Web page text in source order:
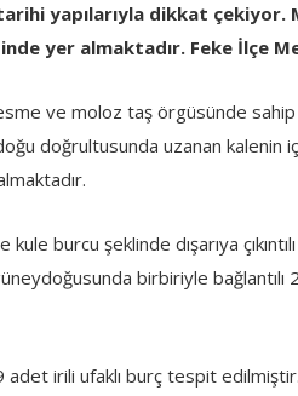
yapılarıyla dikkat çekiyor.
yer almaktadır. Feke İlçe
ve moloz taş örgüsünde sahip
doğrultusunda uzanan kalenin
kule burcu şeklinde dışarıya
birbiriyle
adet irili ufaklı burç tespit